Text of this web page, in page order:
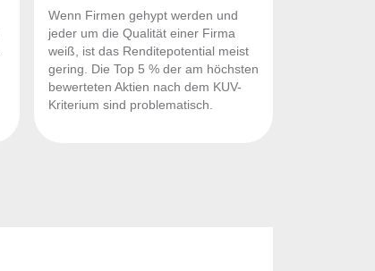
Wenn Firmen gehypt werden und
jeder um die Qualität einer Firma
weiß, ist das Renditepotential meist
gering. Die Top 5 % der am höchsten
bewerteten Aktien nach dem KUV-
Kriterium sind problematisch.